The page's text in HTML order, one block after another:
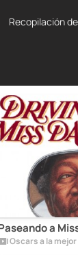
Recopilación
a
Oscars a la